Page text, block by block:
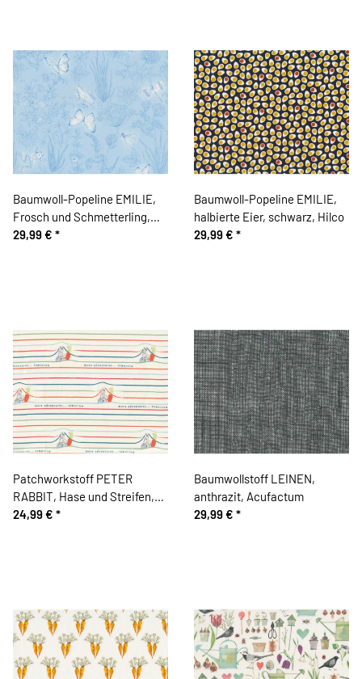
Baumwoll-Popeline EMILIE,
Frosch und Schmetterling,
hellblau, Hilco
29,99 € *
Baumwoll-Popeline EMILIE,
halbierte Eier, schwarz, Hilco
29,99 € *
Patchworkstoff PETER
RABBIT, Hase und Streifen,
weiß, Beatrix Potter
24,99 € *
Baumwollstoff LEINEN,
anthrazit, Acufactum
29,99 € *